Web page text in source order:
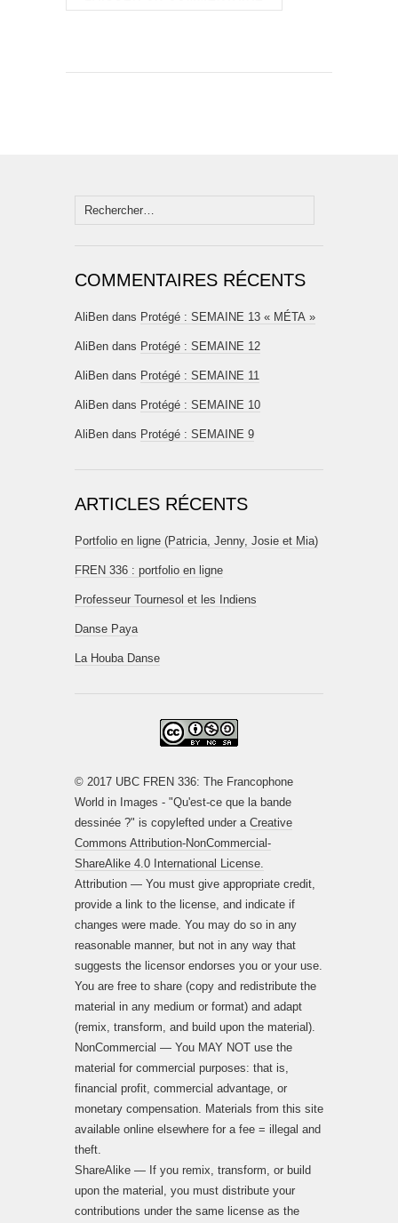
Rechercher :
COMMENTAIRES RÉCENTS
AliBen dans Protégé : SEMAINE 13 « MÉTA »
AliBen dans Protégé : SEMAINE 12
AliBen dans Protégé : SEMAINE 11
AliBen dans Protégé : SEMAINE 10
AliBen dans Protégé : SEMAINE 9
ARTICLES RÉCENTS
Portfolio en ligne (Patricia, Jenny, Josie et Mia)
FREN 336 : portfolio en ligne
Professeur Tournesol et les Indiens
Danse Paya
La Houba Danse
© 2017 UBC FREN 336: The Francophone
World in Images - "Qu'est-ce que la bande
dessinée ?" is copylefted under a Creative
Commons Attribution-NonCommercial-
ShareAlike 4.0 International License.
Attribution — You must give appropriate credit,
provide a link to the license, and indicate if
changes were made. You may do so in any
reasonable manner, but not in any way that
suggests the licensor endorses you or your use.
You are free to share (copy and redistribute the
material in any medium or format) and adapt
(remix, transform, and build upon the material).
NonCommercial — You MAY NOT use the
material for commercial purposes: that is,
financial profit, commercial advantage, or
monetary compensation. Materials from this site
available online elsewhere for a fee = illegal and
theft.
ShareAlike — If you remix, transform, or build
upon the material, you must distribute your
contributions under the same license as the